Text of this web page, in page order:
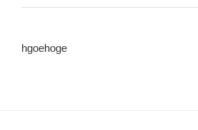
hgoehoge